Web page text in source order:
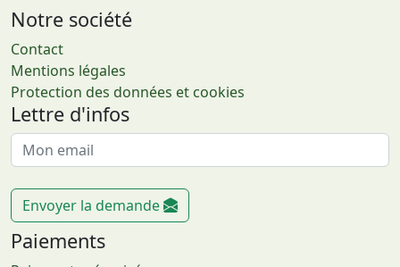
Notre société
Contact
Mentions légales
Protection des données et cookies
Lettre d'infos
Envoyer la demande
Paiements